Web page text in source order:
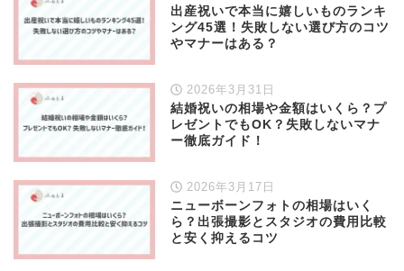
出産祝いで本当に嬉しいものランキ
ング45選！失敗しない選び方のコツ
やマナーはある？
2026年3月31日
結婚祝いの相場や金額はいくら？プ
レゼントでもOK？失敗しないマナ
ー徹底ガイド！
2026年3月17日
ニューボーンフォトの相場はいく
ら？出張撮影とスタジオの費用比較
と安く抑えるコツ